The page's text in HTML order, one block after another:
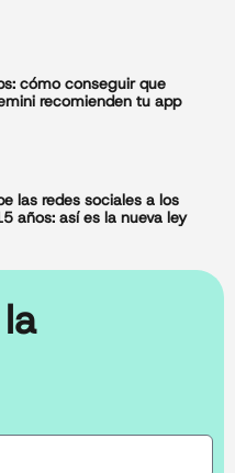
cómo conseguir que
recomienden tu app
las redes sociales a los
años: así es la nueva ley